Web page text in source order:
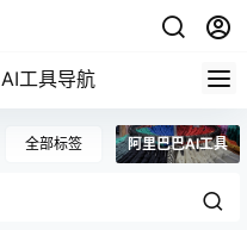
AI工具导航
全部标签 阿里巴巴AI工具